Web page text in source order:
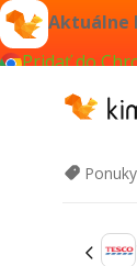
Aktuálne
Pridať do
Ponuky